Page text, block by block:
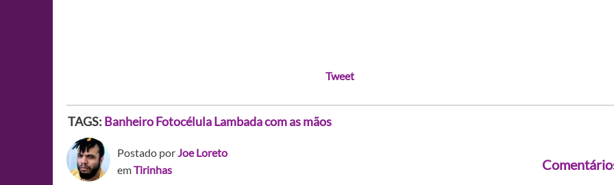
Tweet
TAGS: BanheiroFotocélulaLambada com as mãos
Postado porJoe Loreto
emTirinhas